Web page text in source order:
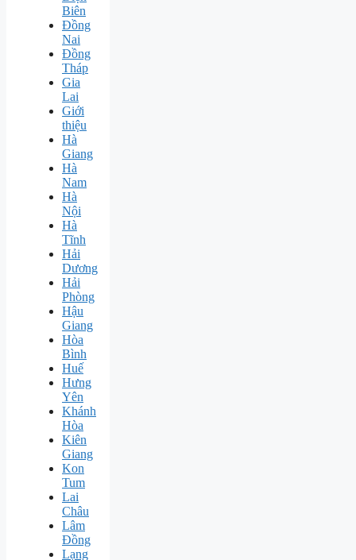
Biên
Đồng
Nai
Đồng
Tháp
Gia
Lai
Giới
thiệu
Hà
Giang
Hà
Nam
Hà
Nội
Hà
Tĩnh
Hải
Dương
Hải
Phòng
Hậu
Giang
Hòa
Bình
Huế
Hưng
Yên
Khánh
Hòa
Kiên
Giang
Kon
Tum
Lai
Châu
Lâm
Đồng
Lạng